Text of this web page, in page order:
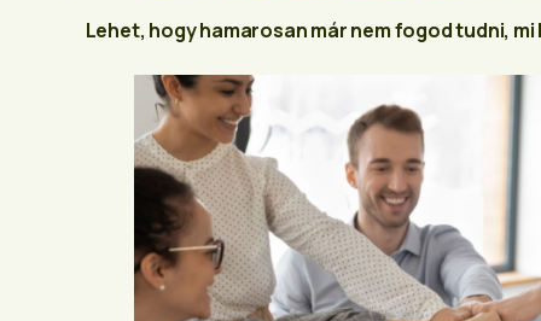
Lehet, hogy hamarosan már nem fogod tudni,